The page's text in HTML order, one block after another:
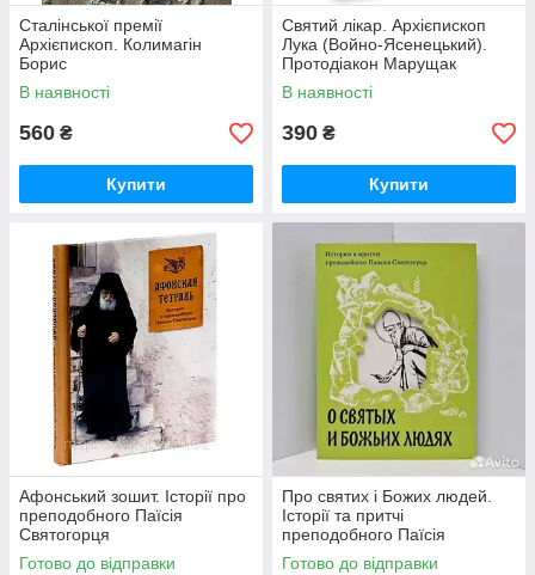
Сталінської премії
Архієпископ. Колимагін
Борис
В наявності
560 ₴
Купити
Святий лікар. Архієпископ
Лука (Войно-Ясенецький).
Протодіакон Марущак
Василь
В наявності
390 ₴
Купити
Афонський зошит. Історії про
преподобного Паїсія
Святогорця
Готово до відправки
Про святих і Божих людей.
Історії та притчі
преподобного Паїсія
Святогірця
Готово до відправки